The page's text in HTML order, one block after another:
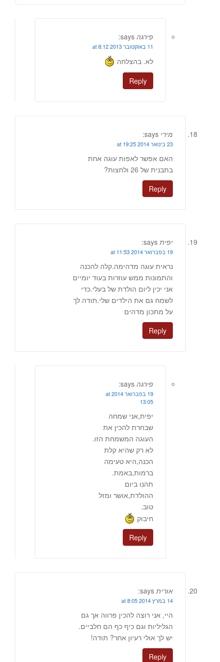
פירגה says:
11 באוקטובר 2013 at 8:12
לא. בהצלחה
Reply
מירי says:
23 בינואר 2014 at 19:25
האם אפשר לאפות עוגה אחת
בתבנית של 26 ולחצות?
Reply
יפית says:
19 בפברואר 2014 at 11:53
נראית עוגה מדהימה.קלה להכנה
והתמונות ממש עוזרות בעוד יומיים
אני יכין ליום הולדת של בעלי.כדי
לשמח גם את הילדים שלי.תודה לך
על מתכון מדהים
Reply
פירגה says:
19 בפברואר 2014 at
13:05
יפית,אני שמחה
שבחרת להכין את
העוגה המשמחת הזו.
לא רק שהיא קלת
הכנה,היא טעימה
ברמות,באמת.
תהנו ביום
ההולדת,אושר ומזל
טוב.
חיבוק
Reply
אורית says:
14 במרץ 2014 at 8:05
היי, אני רוצה להכין פרווה אך גם
הגליליות וגם כיף כף הם חלביים.
יש לך אולי רעיון אחר? תודה!
Reply